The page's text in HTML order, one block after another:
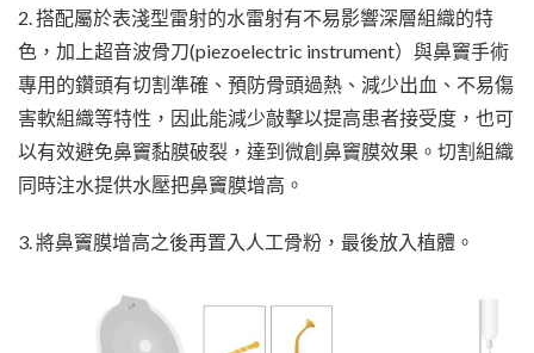
2. 搭配屬於表淺型雷射的水雷射有不易影響深層組織的特
色，加上超音波骨刀(piezoelectric instrument）與鼻竇手術
專用的鑽頭有切割準確、預防骨頭過熱、減少出血、不易傷
害軟組織等特性，因此能減少敲擊以提高患者接受度，也可
以有效避免鼻竇黏膜破裂，達到微創鼻竇膜效果。切割組織
同時注水提供水壓把鼻竇膜增高。
3. 將鼻竇膜增高之後再置入人工骨粉，最後放入植體。